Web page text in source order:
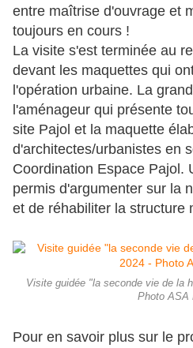
entre maîtrise d'ouvrage et
toujours en cours !
La visite s'est terminée au
devant les maquettes qui
l'opération urbaine. La
l'aménageur qui présente
site Pajol et la maquette
d'architectes/urbanistes en
Coordination Espace Pajol.
permis d'argumenter sur la
et de réhabiliter la structure
Visite guidée "la seconde vie de la
Photo ASA
Pour en savoir plus sur le